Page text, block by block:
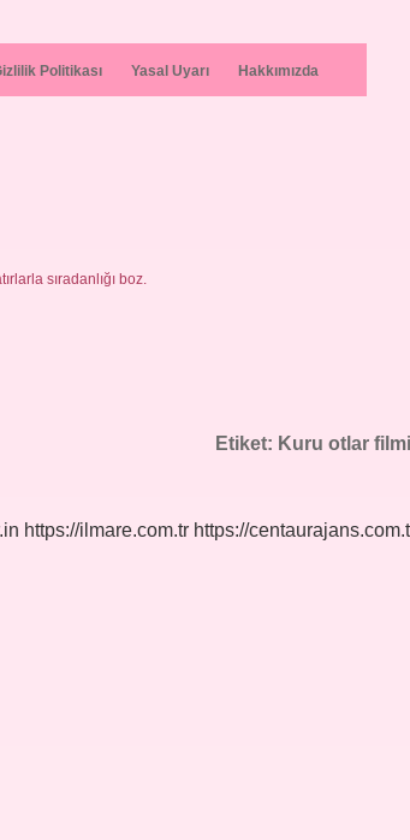
Politikası Yasal Uyarı Hakkımızda
sıradanlığı boz.
Etiket: Kuru otlar
https://ilmare.com.tr https://